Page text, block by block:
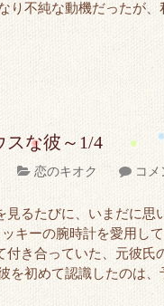
り不純な動機だったが、
スな彼～1/4
恋のキオク コメ
見るたびに、いまだに思
キーの腕時計を愛用し
付き合っていた、元彼氏
を初めて認識したのは